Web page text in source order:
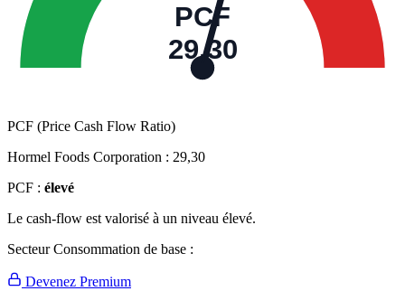
PCF
29,30
PCF (Price Cash Flow Ratio)
Hormel Foods Corporation : 29,30
PCF : élevé
Le cash-flow est valorisé à un niveau élevé.
Secteur Consommation de base :
Devenez Premium